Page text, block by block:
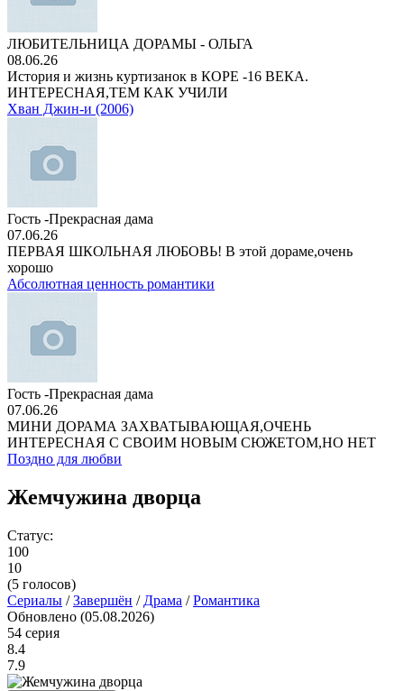
ЛЮБИТЕЛЬНИЦА ДОРАМЫ - ОЛЬГА
08.06.26
История и жизнь куртизанок в КОРЕ -16 ВЕКА.
ИНТЕРЕСНАЯ,ТЕМ КАК УЧИЛИ
Хван Джин-и (2006)
Гость -Прекрасная дама
07.06.26
ПЕРВАЯ ШКОЛЬНАЯ ЛЮБОВЬ! В этой дораме,очень
хорошо
Абсолютная ценность романтики
Гость -Прекрасная дама
07.06.26
МИНИ ДОРАМА ЗАХВАТЫВАЮЩАЯ,ОЧЕНЬ
ИНТЕРЕСНАЯ С СВОИМ НОВЫМ СЮЖЕТОМ,НО НЕТ
Поздно для любви
Жемчужина дворца
Статус:
100
10
(5 голосов)
Сериалы /Завершён / Драма /Романтика
Обновлено (05.08.2026)
54 серия
8.4
7.9